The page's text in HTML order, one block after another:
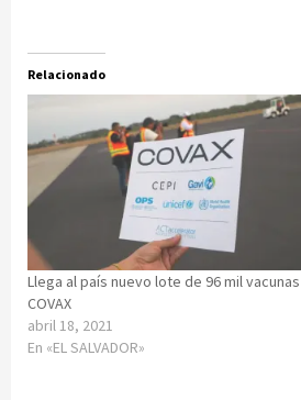
Relacionado
Llega al país nuevo lote de 96 mil vacunas
COVAX
abril 18, 2021
En «EL SALVADOR»